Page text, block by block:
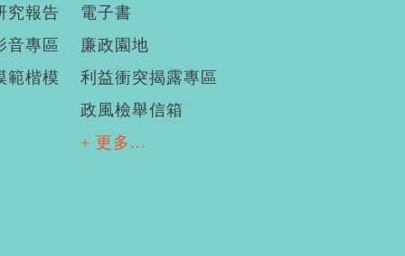
究報告
音專區
範楷模
電子書
廉政園地
利益衝突揭露專區
政風檢舉信箱
+ 更多...